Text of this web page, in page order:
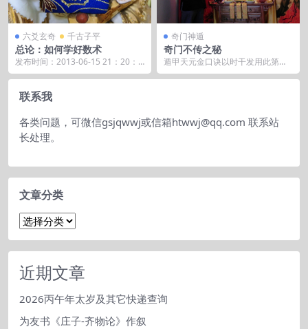
六爻玄奇 千古子平
总论：如何学好数术
发布时间：2013-06-15 21：20：1
9 这一章是一个概论，把我们下面
接...
奇门神遁
奇门不传之秘
遁甲天元金口诀以时干发用此第盘
九星也 甲旬狗虎方丙戌，牛蛇乡壬
羊猪地。 庚从龙猴...
联系我
各类问题，可微信gsjqwwj或信箱htwwj@qq.com 联系站
长处理。
文章分类
文
分
类
近期文章
2026丙午年太岁及其它快递查询
为友书《庄子-齐物论》作叙